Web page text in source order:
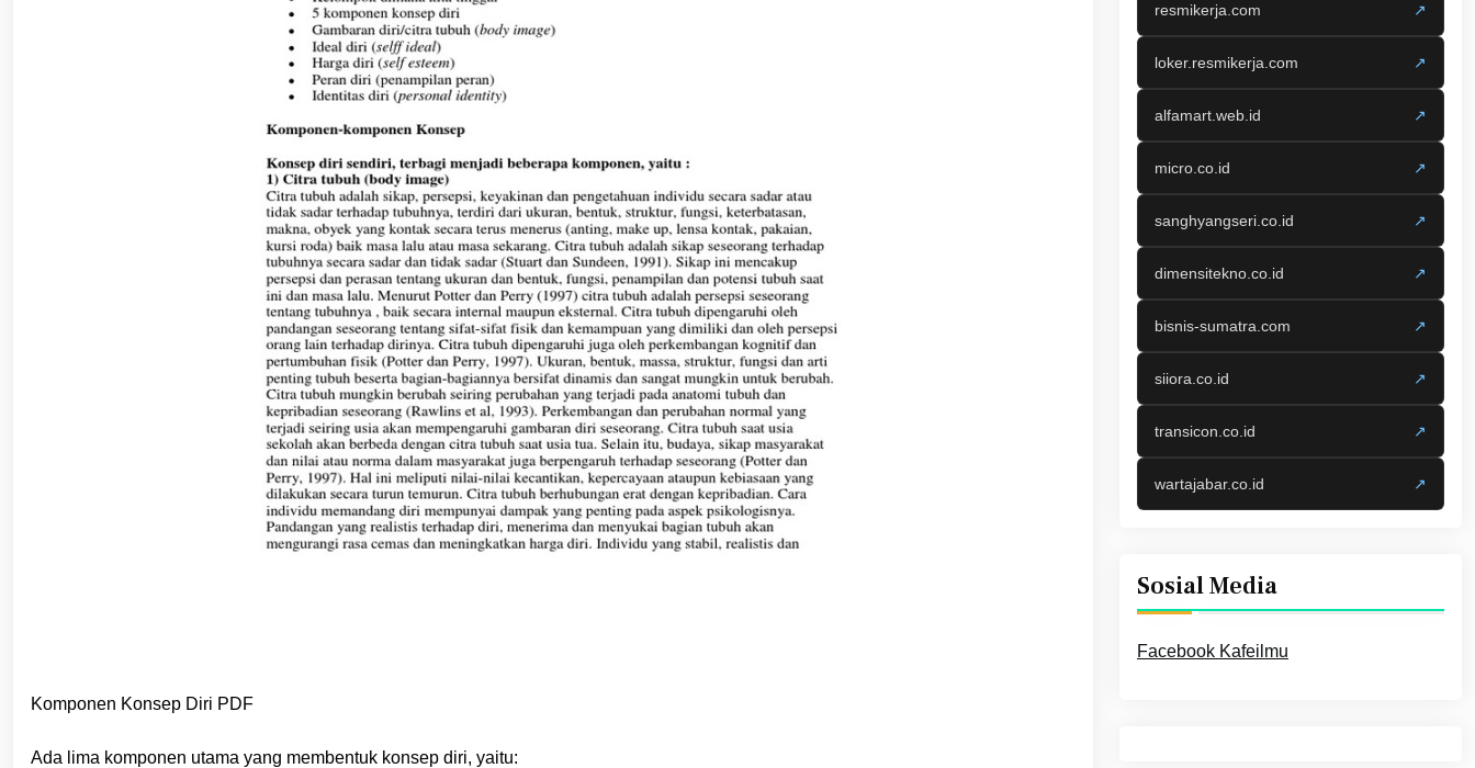
Komponen Konsep Diri PDF
Ada lima komponen utama yang membentuk konsep diri, yaitu:
resmikerja.com ↗
loker.resmikerja.com ↗
alfamart.web.id ↗
micro.co.id ↗
sanghyangseri.co.id ↗
dimensitekno.co.id ↗
bisnis-sumatra.com ↗
siiora.co.id ↗
transicon.co.id ↗
wartajabar.co.id ↗
Sosial Media
Facebook Kafeilmu